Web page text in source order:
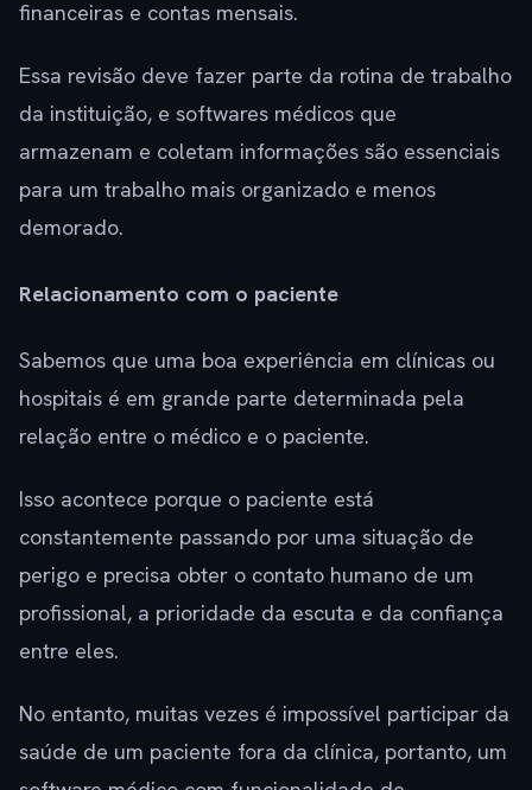
financeiras e contas mensais.
Essa revisão deve fazer parte da rotina de trabalho
da instituição, e softwares médicos que
armazenam e coletam informações são essenciais
para um trabalho mais organizado e menos
demorado.
Relacionamento com o paciente
Sabemos que uma boa experiência em clínicas ou
hospitais é em grande parte determinada pela
relação entre o médico e o paciente.
Isso acontece porque o paciente está
constantemente passando por uma situação de
perigo e precisa obter o contato humano de um
profissional, a prioridade da escuta e da confiança
entre eles.
No entanto, muitas vezes é impossível participar da
saúde de um paciente fora da clínica, portanto, um